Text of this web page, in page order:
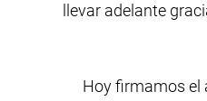
llevar adelante
Hoy firmamos el